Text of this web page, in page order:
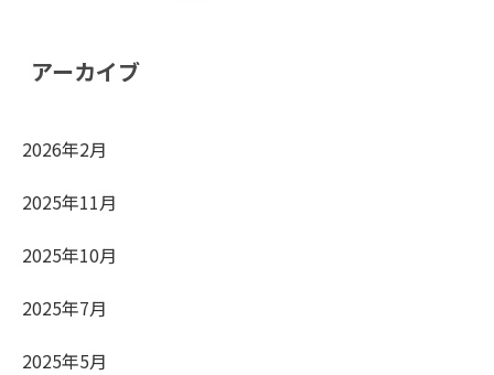
アーカイブ
2026年2月
2025年11月
2025年10月
2025年7月
2025年5月